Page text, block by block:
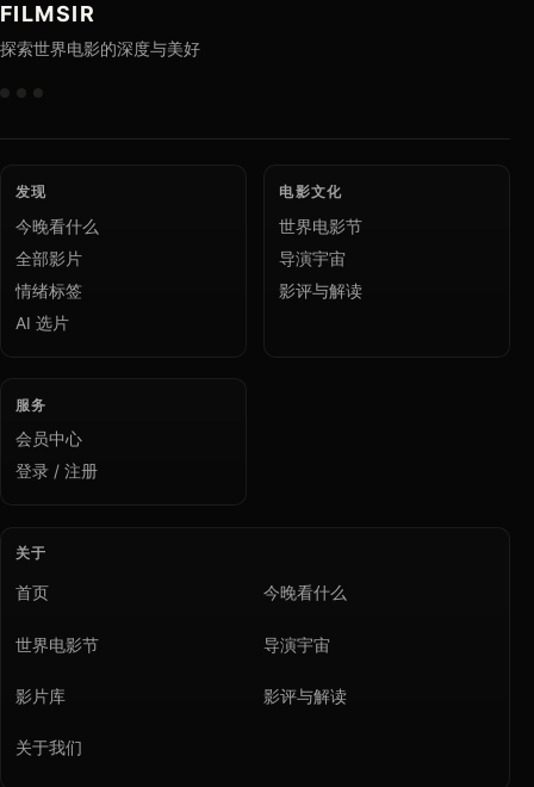
FILMSIR
探索世界电影的深度与美好
发现
今晚看什么
全部影片
情绪标签
AI 选片
电影文化
世界电影节
导演宇宙
影评与解读
服务
会员中心
登录 / 注册
关于
首页 今晚看什么
世界电影节 导演宇宙
影片库 影评与解读
关于我们